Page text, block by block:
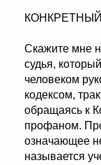
Скажите мне
судья,
человеком
кодексом,
обращаясь к
профаном.
означающее
называется